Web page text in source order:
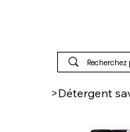
>Détergent